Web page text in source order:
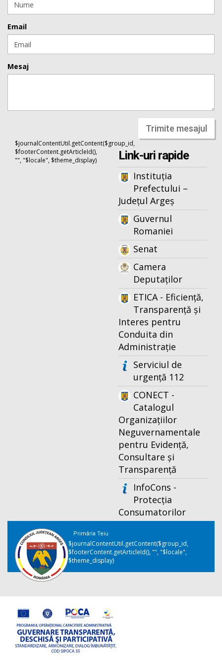
Email
Mesaj
Trimite mesajul
$journalContentUtil.getContent($group_id,
$footerContent.getArticleId(),
"", "$locale", $theme_display)
Link-uri rapide
Instituția
Prefectului –
Județul Argeș
Guvernul
Romaniei
Senat
Camera
Deputaților
ETICA - Eficiență,
Transparență și
Interes pentru
Conduita din
Administrație
Serviciul de
urgență 112
CONECT -
Catalogul
Organizațiilor
Neguvernamentale
pentru Evidență,
Consultare și
Transparență
InfoCons -
Protecția
Consumatorilor
Primăria Teiu
$journalContentUtil.getContent($group_id,
$footerContent.getArticleId(), "", "$locale",
$theme_display)